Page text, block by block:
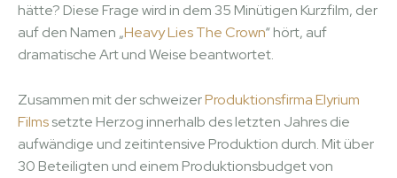
hätte? Diese Frage wird in dem 35 Minütigen Kurzfilm, der
auf den Namen „Heavy Lies The Crown“ hört, auf
dramatische Art und Weise beantwortet.
Zusammen mit der schweizerProduktionsfirma Elyrium
Filmssetzte Herzog innerhalb des letzten Jahres die
aufwändige und zeitintensive Produktion durch. Mit über
30 Beteiligten und einem Produktionsbudget von